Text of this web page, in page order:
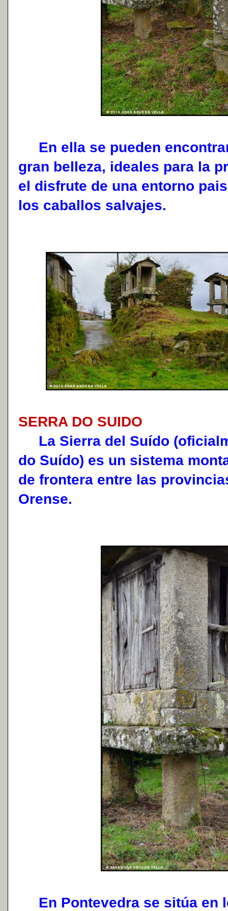
En ella se pueden
gran belleza, ideales para la
el disfrute de una entorno
los caballos salvajes.
SERRA DO SUIDO
La Sierra del Suído
do Suído) es un sistema
de frontera entre las
Orense.
En Pontevedra se sitúa en